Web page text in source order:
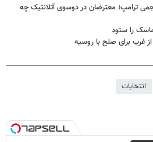
ترامپ؛ معترضان در دوسوی آتلانتیک چه
را ستود
غرب برای صلح با روسیه
انتخابات